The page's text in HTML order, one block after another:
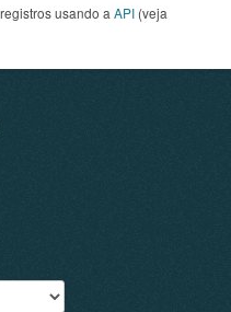
usando a API (veja